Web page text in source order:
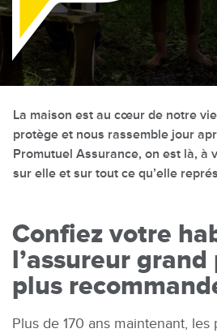
La maison est au cœur de notre
protège et nous rassemble jour
Promutuel Assurance, on est là, à
sur elle et sur tout ce qu’elle
Confiez votre
l’assureur
plus
Plus de 170 ans maintenant, les